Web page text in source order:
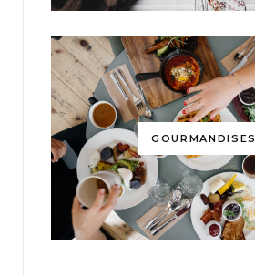
GOURMANDISES